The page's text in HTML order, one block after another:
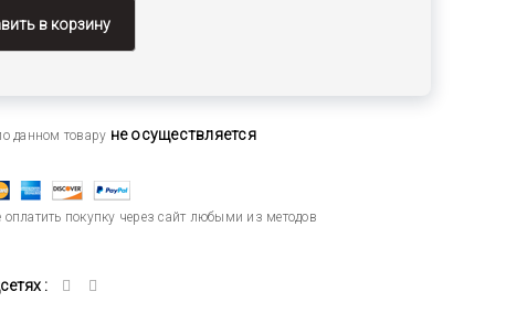
в корзину
данном товару не осуществляется
покупку через сайт любыми из методов
: